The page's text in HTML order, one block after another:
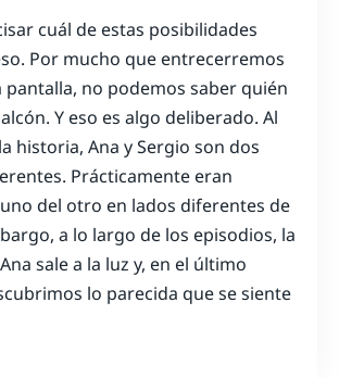
cuál de estas posibilidades
Por mucho que entrecerremos
pantalla, no podemos saber quién
Y eso es algo deliberado. Al
historia, Ana y Sergio son dos
Prácticamente eran
del otro en lados diferentes de
a lo largo de los episodios, la
sale a la luz y, en el último
lo parecida que se siente